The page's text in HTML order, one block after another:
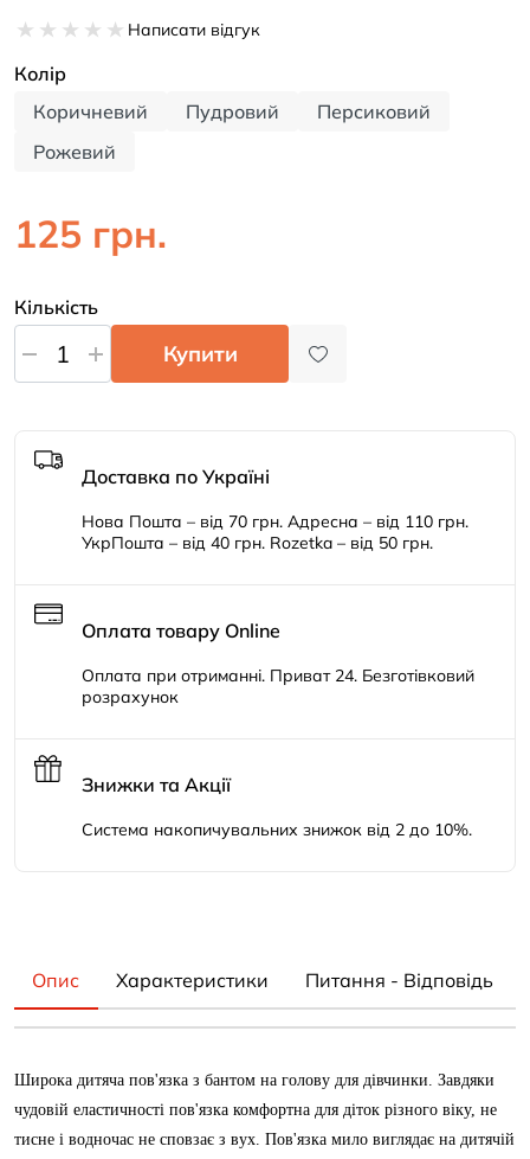
Написати відгук
Колiр
Коричневий
Пудровий
Персиковий
Рожевий
125 грн.
Кількість
Купити
Доставка по Україні
Нова Пошта – від 70 грн. Адресна – від 110 грн.
УкрПошта – від 40 грн. Rozetka – від 50 грн.
Оплата товару Online
Оплата при отриманні. Приват 24. Безготівковий
розрахунок
Знижки та Акції
Система накопичувальних знижок від 2 до 10%.
Опис Характеристики Питання - Відповідь
Широка дитяча пов'язка з бантом на голову для дівчинки. Завдяки
чудовій еластичності пов'язка комфортна для діток різного віку, не
тисне і водночас не сповзає з вух. Пов'язка мило виглядає на дитячій